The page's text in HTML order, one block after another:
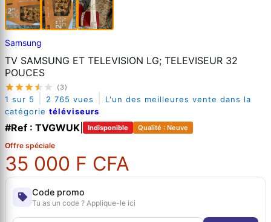
Samsung
TV SAMSUNG ET TELEVISION LG; TELEVISEUR 32
POUCES
(3)
1 sur 5 2 765 vues
L'un des meilleures vente dans la
catégorie téléviseurs
#Ref : TVGWUK Indisponible Qualité : Neuve
Offre spéciale
35 000 F CFA
Code promo
Tu as un code ? Applique-le ici